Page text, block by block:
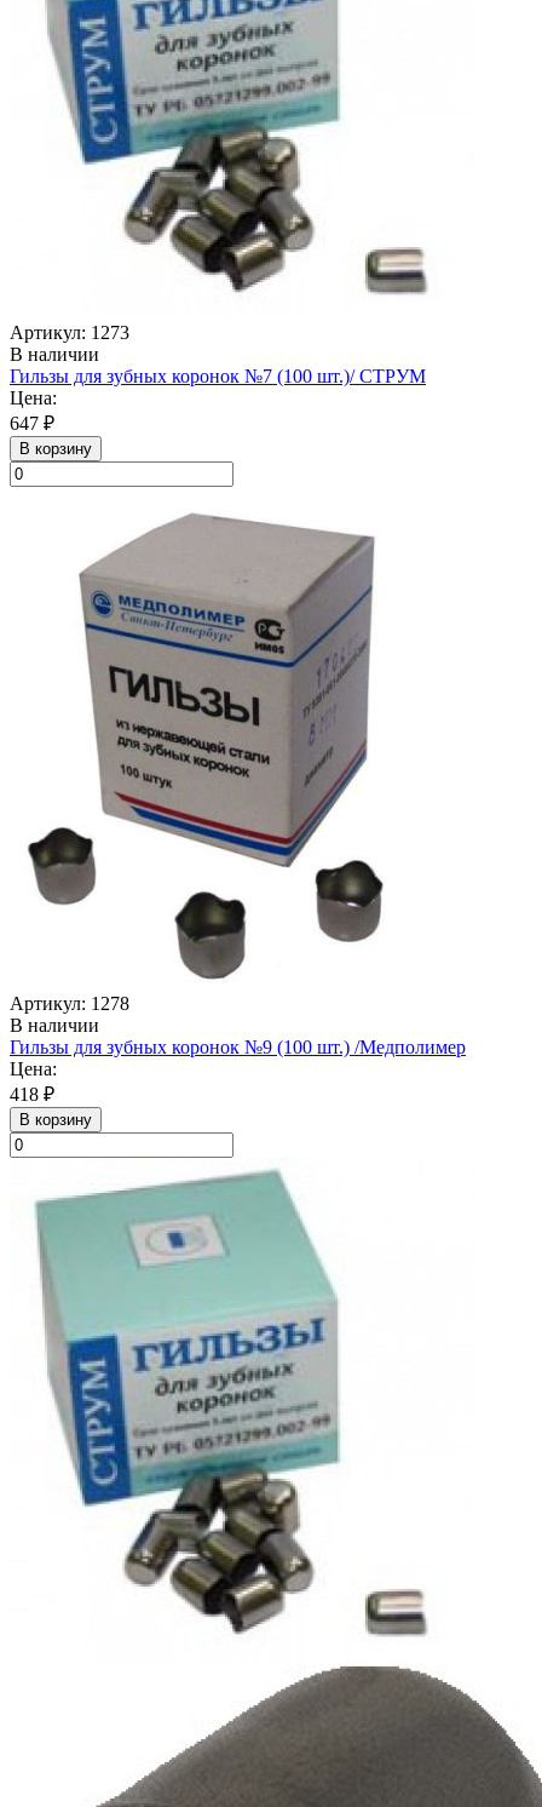
Артикул: 1273
В наличии
Гильзы для зубных коронок №7 (100 шт.)/ СТРУМ
Цена:
647 ₽
В корзину
Артикул: 1278
В наличии
Гильзы для зубных коронок №9 (100 шт.) /Медполимер
Цена:
418 ₽
В корзину